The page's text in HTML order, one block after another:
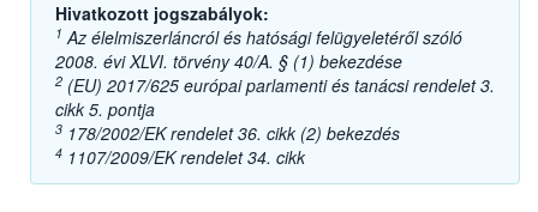
Hivatkozott jogszabályok:
1 Az élelmiszerláncról és hatósági felügyeletéről szóló
2008. évi XLVI. törvény 40/A. § (1) bekezdése
2 (EU) 2017/625 európai parlamenti és tanácsi rendelet 3.
cikk 5. pontja
3 178/2002/EK rendelet 36. cikk (2) bekezdés
4 1107/2009/EK rendelet 34. cikk